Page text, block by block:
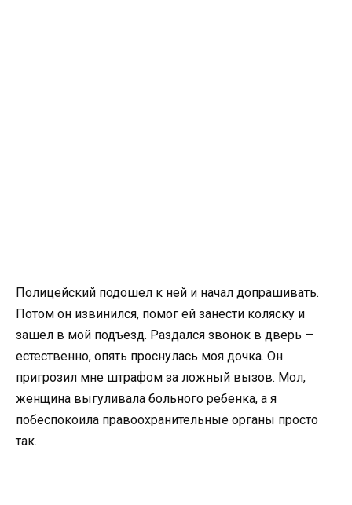
Полицейский подошел к ней и начал допрашивать.
Потом он извинился, помог ей занести коляску и
зашел в мой подъезд. Раздался звонок в дверь —
естественно, опять проснулась моя дочка. Он
пригрозил мне штрафом за ложный вызов. Мол,
женщина выгуливала больного ребенка, а я
побеспокоила правоохранительные органы просто
так.